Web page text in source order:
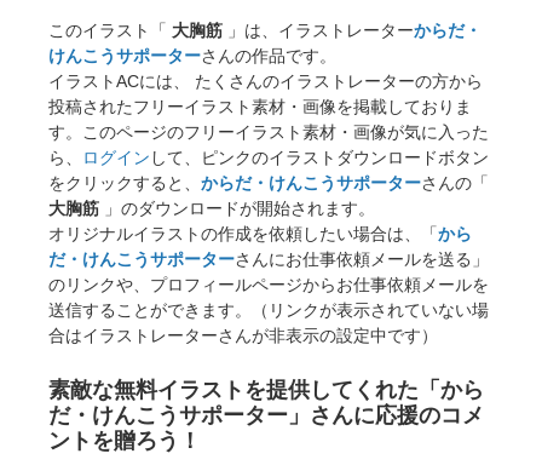
このイラスト「 大胸筋 」は、イラストレーターからだ・
けんこうサポーターさんの作品です。
イラストACには、 たくさんのイラストレーターの方から
投稿されたフリーイラスト素材・画像を掲載しておりま
す。このページのフリーイラスト素材・画像が気に入った
ら、
ログイン して、ピンクのイラストダウンロードボタン
をクリックすると、 からだ・けんこうサポーターさんの「
大胸筋 」のダウンロードが開始されます。
オリジナルイラストの作成を依頼したい場合は、「から
だ・けんこうサポーターさんにお仕事依頼メールを送る」
のリンクや、プロフィールページからお仕事依頼メールを
送信することができます。（リンクが表示されていない場
合はイラストレーターさんが非表示の設定中です）
素敵な無料イラストを提供してくれた「から
だ・けんこうサポーター」さんに応援のコメ
ントを贈ろう！